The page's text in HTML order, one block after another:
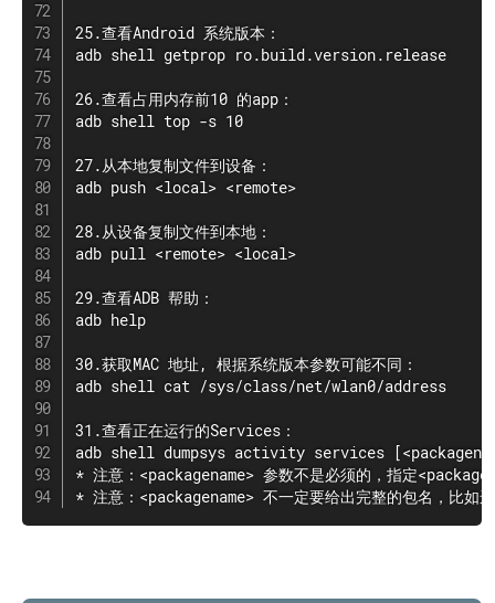
25.查看Android 系统版本：
adb shell getprop ro.build.version.release
26.查看占用内存前10 的app：
adb shell top -s 10
27.从本地复制文件到设备：
adb push <local> <remote>
28.从设备复制文件到本地：
adb pull <remote> <local>
29.查看ADB 帮助：
adb help
30.获取MAC 地址, 根据系统版本参数可能不同：
adb shell cat /sys/class/net/wlan0/address
31.查看正在运行的Services：
adb shell dumpsys activity services
* 注意：<packagename> 参数不是必须的，指定
* 注意：<packagename> 不一定要给出完整的包名